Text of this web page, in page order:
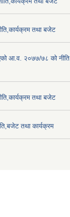
तथा बजेट
आ.व. २०७७/७८ को नीति
तथा बजेट
तथा कार्यक्रम